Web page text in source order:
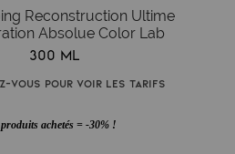
Reconstruction Ultime
Absolue Color Lab
300 ml
vous pour voir les tarifs
achetés = -30% !